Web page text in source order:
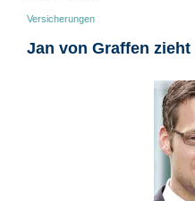
Versicherungen
Jan von Graffen zieht